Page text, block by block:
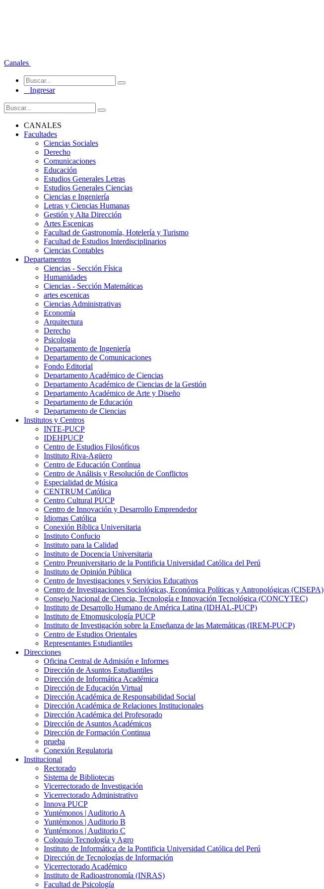
Canales
Ingresar
CANALES
Facultades
Ciencias Sociales
Derecho
Comunicaciones
Educación
Estudios Generales Letras
Estudios Generales Ciencias
Ciencias e Ingeniería
Letras y Ciencias Humanas
Gestión y Alta Dirección
Artes Escenicas
Facultad de Gastronomía, Hotelería y Turismo
Facultad de Estudios Interdisciplinarios
Ciencias Contables
Departamentos
Ciencias - Sección Física
Humanidades
Ciencias - Sección Matemáticas
artes escenicas
Ciencias Administrativas
Economía
Arquitectura
Derecho
Psicologia
Departamento de Ingeniería
Departamento de Comunicaciones
Fondo Editorial
Departamento Académico de Ciencias
Departamento Académico de Ciencias de la Gestión
Departamento Académico de Arte y Diseño
Departamento de Educación
Departamento de Ciencias
Institutos y Centros
INTE-PUCP
IDEHPUCP
Centro de Estudios Filosóficos
Instituto Riva-Agüero
Centro de Educación Contínua
Centro de Análisis y Resolución de Conflictos
Especialidad de Música
CENTRUM Católica
Centro Cultural PUCP
Centro de Innovación y Desarrollo Emprendedor
Idiomas Católica
Conexión Bíblica Universitaria
Instituto Confucio
Instituto para la Calidad
Instituto de Docencia Universitaria
Centro Preuniversitario de la Pontificia Universidad Católica del Perú
Instituto de Opinión Pública
Centro de Investigaciones y Servicios Educativos
Centro de Investigaciones Sociológicas, Económica Políticas y Antropológicas (CISEPA)
Consejo Nacional de Ciencia, Tecnología e Innovación Tecnológica (CONCYTEC)
Instituto de Desarrollo Humano de América Latina (IDHAL-PUCP)
Instituto de Etnomusicología PUCP
Instituto de Investigación sobre la Enseñanza de las Matemáticas (IREM-PUCP)
Centro de Estudios Orientales
Representantes Estudiantiles
Direcciones
Oficina Central de Admisión e Informes
Dirección de Asuntos Estudiantiles
Dirección de Informática Académica
Dirección de Educación Virtual
Dirección Académica de Responsabilidad Social
Dirección Académica de Relaciones Institucionales
Dirección Académica del Profesorado
Dirección de Asuntos Académicos
Dirección de Formación Continua
prueba
Conexión Regulatoria
Institucional
Rectorado
Sistema de Bibliotecas
Vicerrectorado de Investigación
Vicerrectorado Administrativo
Innova PUCP
Yuntémonos | Auditorio A
Yuntémonos | Auditorio B
Yuntémonos | Auditorio C
Coloquio Tecnología y Agro
Instituto de Informática de la Pontificia Universidad Católica del Perú
Dirección de Tecnologías de Información
Vicerrectorado Académico
Instituto de Radioastronomía (INRAS)
Facultad de Psicología